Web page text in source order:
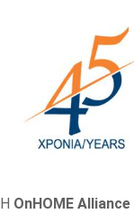
Η OnHOME Alliance